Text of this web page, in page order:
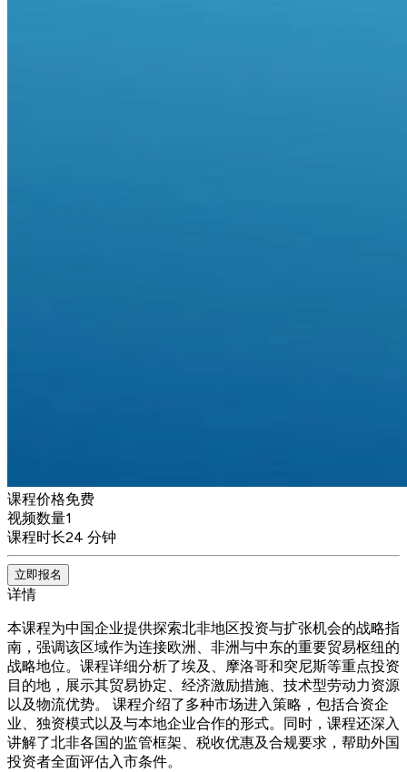
课程价格免费
视频数量1
课程时长24 分钟
立即报名
详情
本课程为中国企业提供探索北非地区投资与扩张机会的战略指
南，强调该区域作为连接欧洲、非洲与中东的重要贸易枢纽的
战略地位。课程详细分析了埃及、摩洛哥和突尼斯等重点投资
目的地，展示其贸易协定、经济激励措施、技术型劳动力资源
以及物流优势。 课程介绍了多种市场进入策略，包括合资企
业、独资模式以及与本地企业合作的形式。同时，课程还深入
讲解了北非各国的监管框架、税收优惠及合规要求，帮助外国
投资者全面评估入市条件。